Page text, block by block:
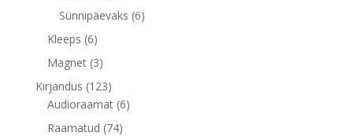
toodet
Sünnipäevaks 66
Kleeps 66
toodet
Magnet 33
toodet
Kirjandus 123123
toodet
Audioraamat 66
Raamatud 7474